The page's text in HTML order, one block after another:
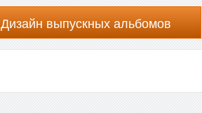
Дизайн выпускных альбомов